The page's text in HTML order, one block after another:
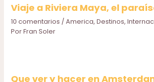
Viaje a Riviera Maya, el
10 comentarios /America,Destinos,
PorFran Soler
Que ver y hacer en